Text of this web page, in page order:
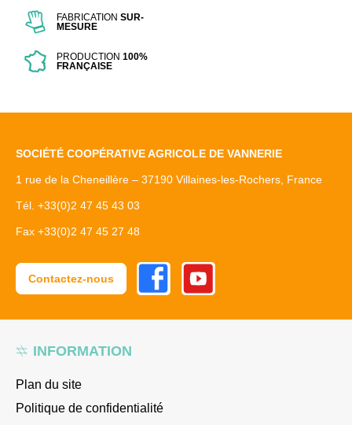
FABRICATIONSUR-
MESURE
PRODUCTION100%
FRANÇAISE
INFORMATION
Plan du site
Politique de confidentialité
SOCIÉTÉ COOPÉRATIVE AGRICOLE DE VANNERIE
1 rue de la Cheneillère – 37190 Villaines-les-Rochers, France
Tél. +33(0)2 47 45 43 03
Fax +33(0)2 47 45 27 48
Contactez-nous
FacebookYoutube